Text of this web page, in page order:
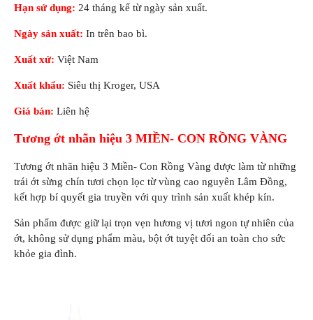
Hạn sử dụng: 24 tháng kể từ ngày sản xuất.
Ngày sản xuất: In trên bao bì.
Xuất xứ: Việt Nam
Xuất khẩu: Siêu thị Kroger, USA
Giá bán: Liên hệ
Tương ớt nhãn hiệu 3 MIỀN- CON RỒNG VÀNG
Tương ớt nhãn hiệu 3 Miền- Con Rồng Vàng được làm từ những
trái ớt sừng chín tươi chọn lọc từ vùng cao nguyên Lâm Đồng,
kết hợp bí quyết gia truyền với quy trình sản xuất khép kín.
Sản phẩm được giữ lại trọn vẹn hương vị tươi ngon tự nhiên của
ớt, không sử dụng phẩm màu, bột ớt tuyệt đối an toàn cho sức
khỏe gia đình.